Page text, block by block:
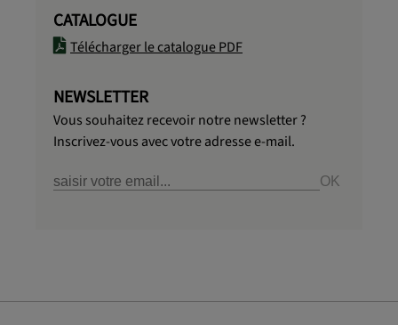
CATALOGUE
Télécharger le catalogue PDF
NEWSLETTER
Vous souhaitez recevoir notre newsletter ?
Inscrivez-vous avec votre adresse e-mail.